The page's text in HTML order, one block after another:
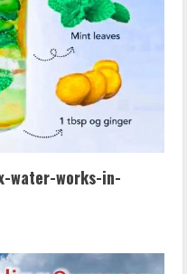
water-works-in-